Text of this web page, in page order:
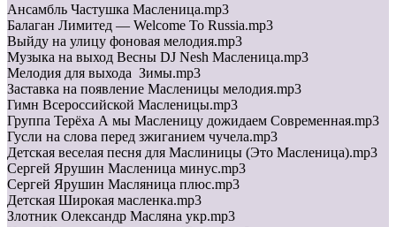
Ансамбль Частушка Масленица.mp3
Балаган Лимитед — Welcome To Russia.mp3
Выйду на улицу фоновая мелодия.mp3
Музыка на выход Весны DJ Nesh Масленица.mp3
Мелодия для выхода Зимы.mp3
Заставка на появление Масленицы мелодия.mp3
Гимн Всероссийской Масленицы.mp3
Группа Терёха А мы Масленицу дожидаем Современная.mp3
Гусли на слова перед зжиганием чучела.mp3
Детская веселая песня для Маслиницы (Это Масленица).mp3
Сергей Ярушин Масленица минус.mp3
Сергей Ярушин Масляница плюс.mp3
Детская Широкая масленка.mp3
Злотник Олександр Масляна укр.mp3